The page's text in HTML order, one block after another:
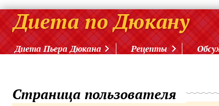
Диета Пьера Дюкана Рецепты
Страница пользователя